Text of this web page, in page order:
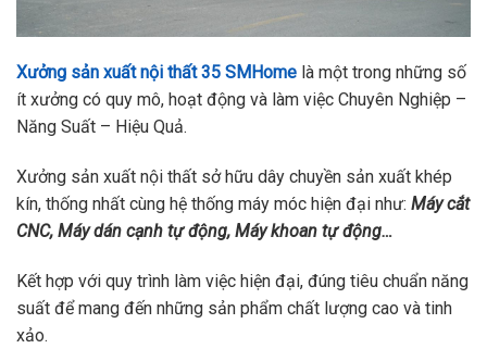
Xưởng sản xuất nội thất 35 SMHome là một trong những số
ít xưởng có quy mô, hoạt động và làm việc Chuyên Nghiệp –
Năng Suất – Hiệu Quả.
Xưởng sản xuất nội thất sở hữu dây chuyền sản xuất khép
kín, thống nhất cùng hệ thống máy móc hiện đại như: Máy cắt
CNC, Máy dán cạnh tự động, Máy khoan tự động…
Kết hợp với quy trình làm việc hiện đại, đúng tiêu chuẩn năng
suất để mang đến những sản phẩm chất lượng cao và tinh
xảo.